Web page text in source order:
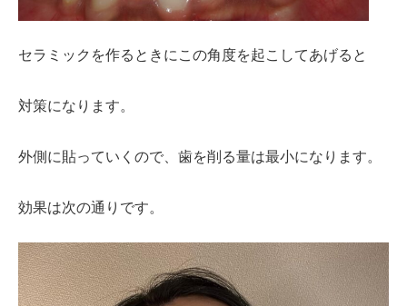
セラミックを作るときにこの角度を起こしてあげると
対策になります。
外側に貼っていくので、歯を削る量は最小になります。
効果は次の通りです。